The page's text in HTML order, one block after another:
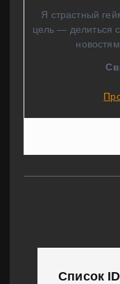
Я страстный
цель — делиться
Список ID